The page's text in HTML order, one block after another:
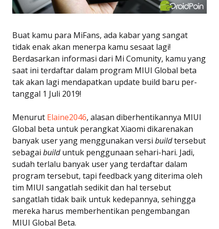
Buat kamu para MiFans, ada kabar yang sangat
tidak enak akan menerpa kamu sesaat lagi!
Berdasarkan informasi dari Mi Comunity, kamu yang
saat ini terdaftar dalam program MIUI Global beta
tak akan lagi mendapatkan update build baru per-
tanggal 1 Juli 2019!
Menurut Elaine2046, alasan diberhentikannya MIUI
Global beta untuk perangkat Xiaomi dikarenakan
banyak user yang menggunakan versi buildtersebut
sebagai builduntuk penggunaan sehari-hari. Jadi,
sudah terlalu banyak user yang terdaftar dalam
program tersebut, tapi feedback yang diterima oleh
tim MIUI sangatlah sedikit dan hal tersebut
sangatlah tidak baik untuk kedepannya, sehingga
mereka harus memberhentikan pengembangan
MIUI Global Beta.